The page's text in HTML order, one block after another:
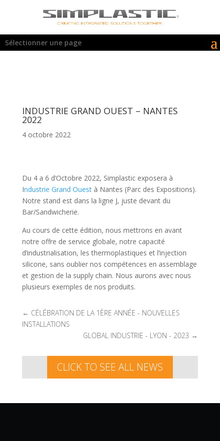
Sélectionner une page
INDUSTRIE GRAND OUEST – NANTES
2022
4 octobre 2022
Du 4 a 6 d’Octobre 2022, Simplastic exposera à
Industrie Grand Ouestà Nantes (Parc des Expositions).
Notre stand est dans la ligne J, juste devant du
Bar/Sandwicherie.
Au cours de cette édition, nous mettrons en avant
notre offre de service globale, notre capacité
d’industrialisation, les thermoplastiques et l’injection
silicone, sans oublier nos compétences en assemblage
et gestion de la supply chain. Nous aurons avec nous
plusieurs exemples de nos produits.
← CÉLÉBRATION DE LA 1ÈRE ANNÉE - NOUVELLES
INSTALLATIONS
GLOBAL INDUSTRIE - LYON - 2023 →
CLICK TO SEE ALL NEWS